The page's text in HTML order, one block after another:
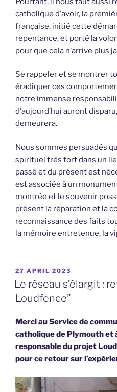
catholique d’avoir, la
française, initié cette
repentance, et porté la
pour que cela n’arrive plus
Se rappeler et se montrer
éradiquer ces
notre immense
d’aujourd’hui auront
demeurera.
Nous sommes persuadés
spirituel très fort dans un
passé et du présent est
est associée à un
montrée et le souvenir
présent la réparation et la
reconnaissance des faits
la mémoire entretenue, la
POSTED
ON
27 APRIL 2023
Le réseau s’élargit :
Loudfence”
Merci au Service de
catholique de Plymouth et
responsable du projet
pour ce retour sur